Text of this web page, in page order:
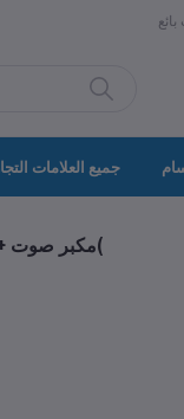
جميع العلامات
• مكبر صوت +راديو + مصباح )يعمل بالطاقة الشمسية(